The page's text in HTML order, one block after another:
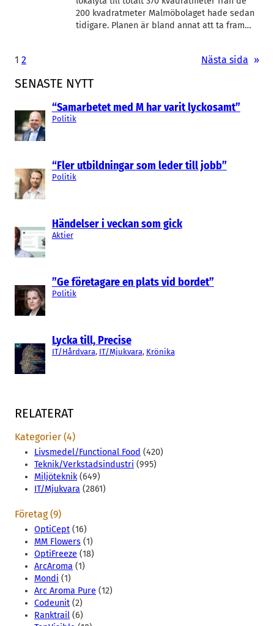
SENASTE NYTT
“Samarbetet med M har varit lyckosamt”
Politik
“Fler utbildningar som leder till jobb”
Politik
Händelser i veckan som gick
Aktier
”Ge företagare en plats vid bordet”
Politik
Lycka till, Precise
IT/Hårdvara, IT/Mjukvara, Krönika
200 kvadratmeter Malmöbolaget hade sedan
tidigare. Planen är bland annat att ta fram…
1 2 Nästa sida »
RELATERAT
Kategorier (4)
Livsmedel/Functional Food (420)
Teknik/Verkstadsindustri (995)
Miljöteknik(649)
IT/Mjukvara (2861)
Företag (9)
OptiCept (16)
MM Flowers (1)
OptiFreeze (18)
ArcAroma (1)
Mondi (1)
Arc Aroma Pure (12)
Codeunit (2)
Ranktrail (6)